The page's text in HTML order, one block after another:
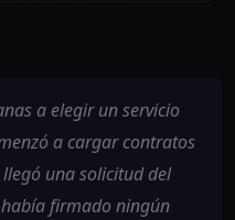
a elegir un servicio
a cargar contratos
llegó una solicitud del
firmado ningún